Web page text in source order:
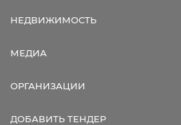
НЕДВИЖИМОСТЬ
МЕДИА
ОРГАНИЗАЦИИ
ДОБАВИТЬ ТЕНДЕР